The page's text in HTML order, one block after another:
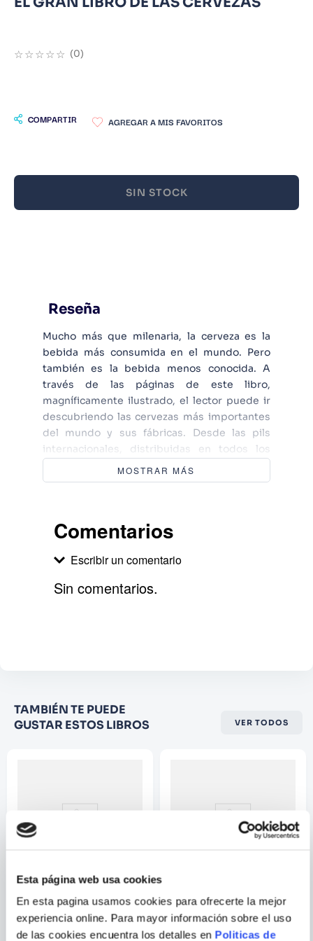
Esta página web usa cookies
En esta pagina usamos cookies para ofrecerte la mejor
experiencia online. Para mayor información sobre el uso
de las cookies encuentra los detalles en Politicas de
☆☆☆☆☆ (0)
COMPARTIR
SIN STOCK
Reseña
Mucho más que milenaria, la cerveza es la
bebida más consumida en el mundo. Pero
también es la bebida menos conocida. A
través de las páginas de este libro,
magníficamente ilustrado, el lector puede ir
descubriendo las cervezas más importantes
del mundo y sus fábricas. Desde las pils
internacionales, distribuidas en todos los
paises hasta las gueuzes belgas que gustan
de la intimidad, desde las ales británicas
descritas con su historia y sus
envases originales, que muestran las infinita
originalidad de las etiquetas. También se
MOSTRAR MÁS
Comentarios
Escribir un comentario
Califique el producto de 1 a 5
estrellas
Correo electrónico
Escribir comentario
Sin comentarios.
TAMBIÉN TE PUEDE
GUSTAR ESTOS LIBROS
VER TODOS
JUSTIN KENNEDY
THE BUCKET LIST: BEER
SERGI FREIXES;
ALBERT PUNSOLA
EL MUNDO DE LA CERVEZA